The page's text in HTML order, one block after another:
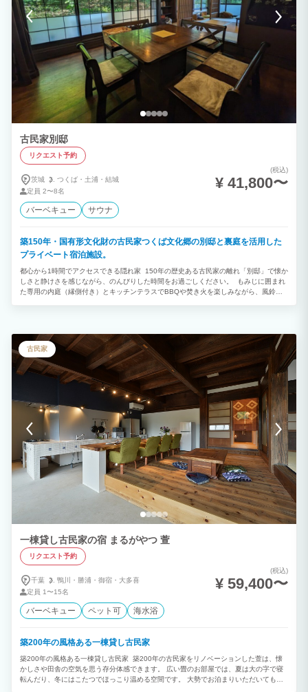
古民家別邸
リクエスト予約
茨城 つくば・ 土浦・ 結城
定員 2〜8名
(税込)
¥ 41,800〜
バーベキュー サウナ
築150年・国有形文化財の古民家つくば文化郷の別邸と裏庭を活用した
プライベート宿泊施設。
都心から1時間でアクセスできる隠れ家 150年の歴史ある古民家の離れ「別邸」で懐か
しさと静けさを感じながら、のんびりした時間をお過ごしください。 もみじに囲まれ
た専用の内庭（縁側付き）とキッチンテラスでBBQや焚き火を楽しみながら、風鈴や
古民家
一棟貸し古民家の宿 まるがやつ 萱
リクエスト予約
千葉 鴨川・ 勝浦・ 御宿・ 大多喜
定員 1〜15名
(税込)
¥ 59,400〜
バーベキュー ペット可 海水浴
築200年の風格ある一棟貸し古民家
築200年の風格ある一棟貸し古民家 築200年の古民家をリノベーションした萱は、懐
かしさや田舎の空気を思う存分体感できます。 広い畳のお部屋では、夏は大の字で寝
転んだり、冬にはこたつでほっこり温める空間です。 大勢でお泊まりいただいても十